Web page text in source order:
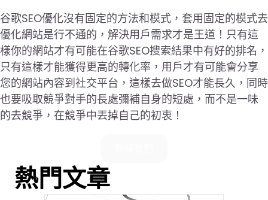
谷歌SEO優化沒有固定的方法和模式，套用固定的模式去
優化網站是行不通的，解決用戶需求才是王道！只有這
樣你的網站才有可能在谷歌SEO搜索結果中有好的排名，
只有這樣才能獲得更高的轉化率，用戶才有可能會分享
您的網站內容到社交平台，這樣去做SEO才能長久，同時
也要吸取競爭對手的長處彌補自身的短處，而不是一味
的去競爭，在競爭中丟掉自己的初衷！
熱門文章